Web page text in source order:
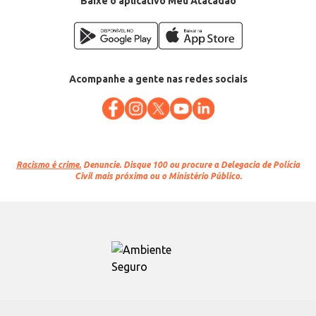
Acompanhe a gente nas redes sociais
Racismo é crime. Denuncie. Disque 100 ou procure a Delegacia de Polícia
Civil mais próxima ou o Ministério Público.